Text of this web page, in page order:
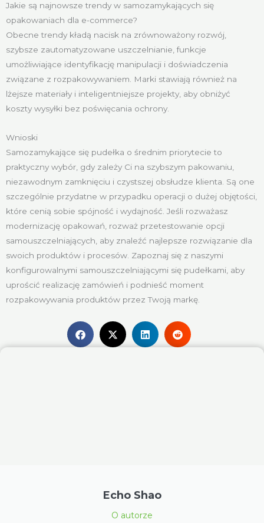
Jakie są najnowsze trendy w samozamykających się
opakowaniach dla e-commerce?
Obecne trendy kładą nacisk na zrównoważony rozwój,
szybsze zautomatyzowane uszczelnianie, funkcje
umożliwiające identyfikację manipulacji i doświadczenia
związane z rozpakowywaniem. Marki stawiają również na
lżejsze materiały i inteligentniejsze projekty, aby obniżyć
koszty wysyłki bez poświęcania ochrony.
Wnioski
Samozamykające się pudełka o średnim priorytecie to
praktyczny wybór, gdy zależy Ci na szybszym pakowaniu,
niezawodnym zamknięciu i czystszej obsłudze klienta. Są one
szczególnie przydatne w przypadku operacji o dużej objętości,
które cenią sobie spójność i wydajność. Jeśli rozważasz
modernizację opakowań, rozważ przetestowanie opcji
samouszczelniających, aby znaleźć najlepsze rozwiązanie dla
swoich produktów i procesów. Zapoznaj się z naszymi
konfigurowalnymi samouszczelniającymi się pudełkami, aby
uprościć realizację zamówień i podnieść moment
rozpakowywania produktów przez Twoją markę.
Echo Shao
O autorze